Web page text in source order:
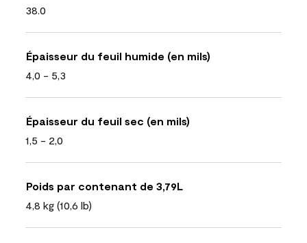
38.0
Épaisseur du feuil humide (en mils)
4,0 - 5,3
Épaisseur du feuil sec (en mils)
1,5 - 2,0
Poids par contenant de 3,79L
4,8 kg (10,6 lb)